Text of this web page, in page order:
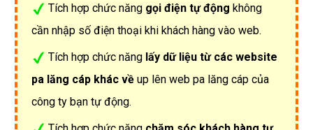
Tích hợp chức năng gọi điện tự động không
cần nhập số điện thoại khi khách hàng vào web.
Tích hợp chức năng lấy dữ liệu từ các website
pa lăng cáp khác về up lên web pa lăng cáp của
công ty bạn tự động.